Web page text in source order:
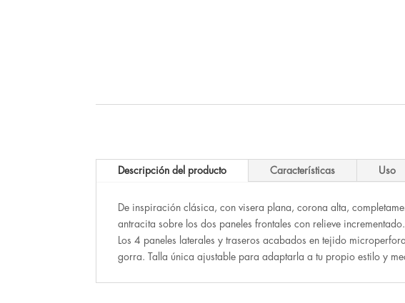
Descripción del producto Características Uso
De inspiración clásica, con visera plana , corona alta,
antracita sobre los dos paneles frontales con relieve
Los 4 paneles laterales y traseros acabados en tejido
gorra. Talla única ajustable para adaptarla a tu propio estilo y